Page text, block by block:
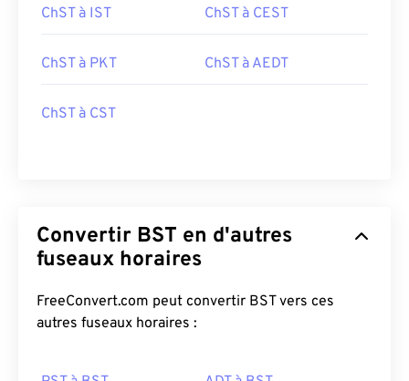
ChST à IST ChST à CEST
ChST à PKT ChST à AEDT
ChST à CST
Convertir BST en d'autres
fuseaux horaires
FreeConvert.com peut convertir BST vers ces
autres fuseaux horaires :